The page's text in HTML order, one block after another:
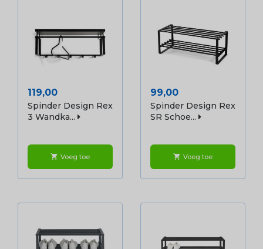
Prijs
119,00
Spinder Design Rex
3 Wandka...
shopping_cart Voeg toe
Prijs
99,00
Spinder Design Rex
SR Schoe...
shopping_cart Voeg toe